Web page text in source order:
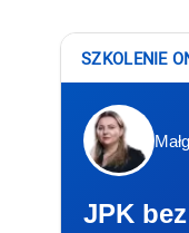
SZKOLENIE
JPK